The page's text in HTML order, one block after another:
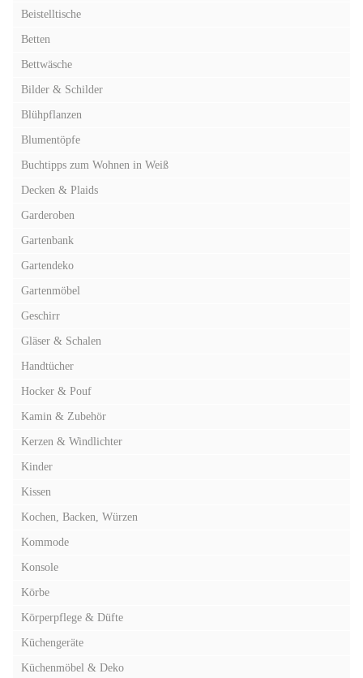
Beistelltische
Betten
Bettwäsche
Bilder & Schilder
Blühpflanzen
Blumentöpfe
Buchtipps zum Wohnen in Weiß
Decken & Plaids
Garderoben
Gartenbank
Gartendeko
Gartenmöbel
Geschirr
Gläser & Schalen
Handtücher
Hocker & Pouf
Kamin & Zubehör
Kerzen & Windlichter
Kinder
Kissen
Kochen, Backen, Würzen
Kommode
Konsole
Körbe
Körperpflege & Düfte
Küchengeräte
Küchenmöbel & Deko